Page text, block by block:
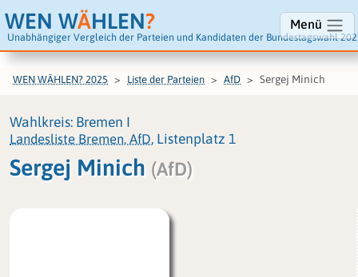
WEN WÄHLEN?
Unabhängiger Vergleich der Parteien und Kandidaten der Bundestagswahl
Menü
WEN WÄHLEN? 2025 Liste der Parteien AfD Sergej Minich
Wahlkreis: Bremen I
Landesliste Bremen, AfD, Listenplatz 1
Sergej Minich (AfD)